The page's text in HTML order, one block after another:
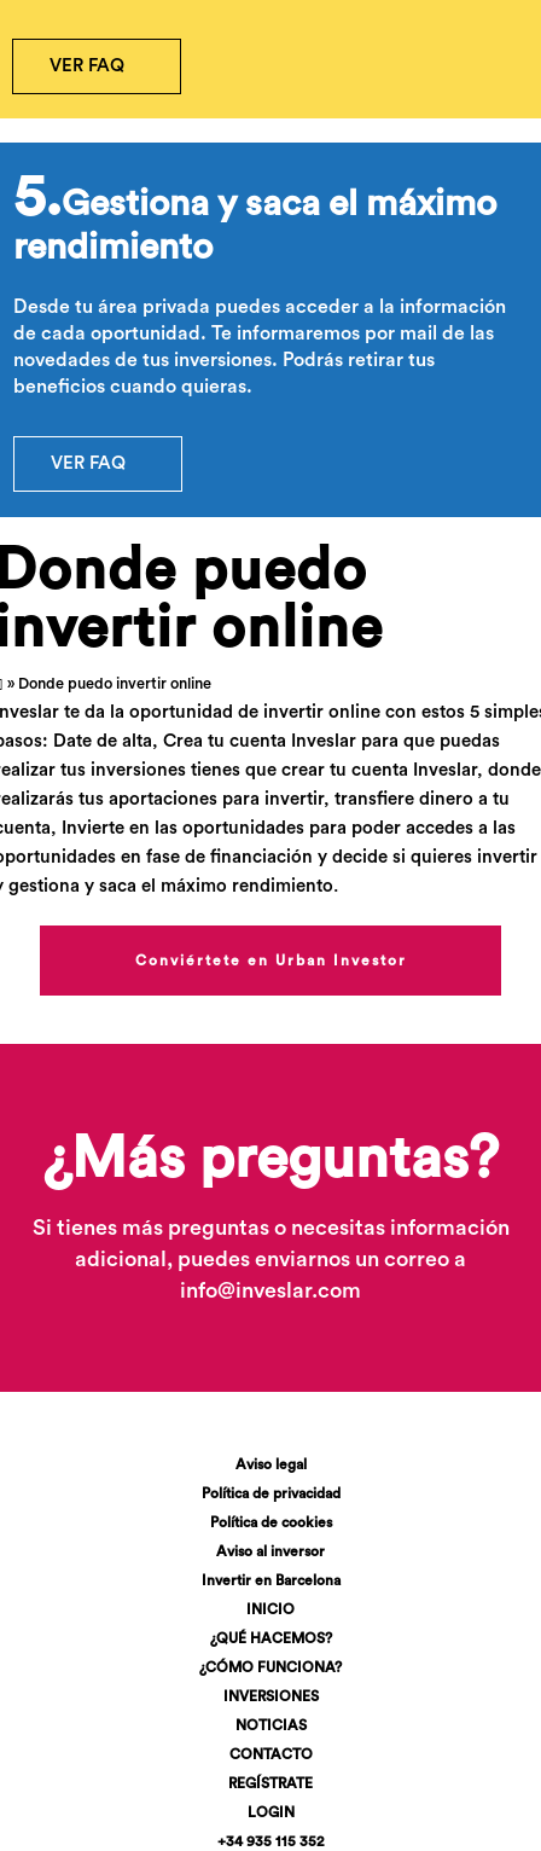
VER FAQ
5.Gestiona y saca el máximo
rendimiento
Desde tu área privada puedes acceder a la información
de cada oportunidad. Te informaremos por mail de las
novedades de tus inversiones. Podrás retirar tus
beneficios cuando quieras.
VER FAQ
puedo
online
» Donde puedo invertir online
te da la oportunidad de invertir online con estos 5
Date de alta, Crea tu cuenta Inveslar para que puedas
tus inversiones tienes que crear tu cuenta Inveslar, donde
tus aportaciones para invertir, transfiere dinero a tu
Invierte en las oportunidades para poder accedes a las
en fase de financiación y decide si quieres invertir
gestiona y saca el máximo rendimiento.
Conviértete en Urban Investor
¿Más preguntas?
Si tienes más preguntas o necesitas información
adicional, puedes enviarnos un correo a
info@inveslar.com
Aviso legal
Política de privacidad
Política de cookies
Aviso al inversor
Invertir en Barcelona
INICIO
¿QUÉ HACEMOS?
¿CÓMO FUNCIONA?
INVERSIONES
NOTICIAS
CONTACTO
REGÍSTRATE
LOGIN
+34 935 115 352